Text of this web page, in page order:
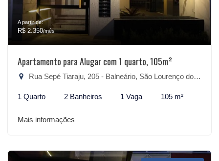
A partir de:
R$ 2.350/mês
Apartamento para Alugar com 1 quarto, 105m²
Rua Sepé Tiaraju, 205 - Balneário, São Lourenço do Sul-RS
1 Quarto 2 Banheiros 1 Vaga 105 m²
Mais informações